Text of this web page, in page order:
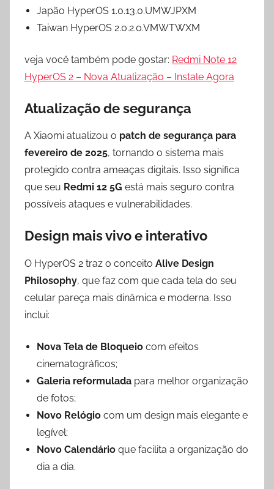
Japão HyperOS 1.0.13.0.UMWJPXM
Taiwan HyperOS 2.0.2.0.VMWTWXM
veja você também pode gostar: Redmi Note 12
HyperOS 2 – Nova Atualização – Instale Agora
Atualização de segurança
A Xiaomi atualizou o patch de segurança para
fevereiro de 2025, tornando o sistema mais
protegido contra ameaças digitais. Isso significa
que seu Redmi 12 5G está mais seguro contra
possíveis ataques e vulnerabilidades.
Design mais vivo e interativo
O HyperOS 2 traz o conceito Alive Design
Philosophy, que faz com que cada tela do seu
celular pareça mais dinâmica e moderna. Isso
inclui:
Nova Tela de Bloqueio com efeitos
cinematográficos;
Galeria reformulada para melhor organização
de fotos;
Novo Relógio com um design mais elegante e
legível;
Novo Calendário que facilita a organização do
dia a dia.